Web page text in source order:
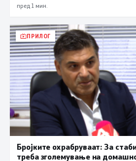
пред 1 мин.
ПРИЛОГ
Бројките охрабруваат: За
треба зголемување на